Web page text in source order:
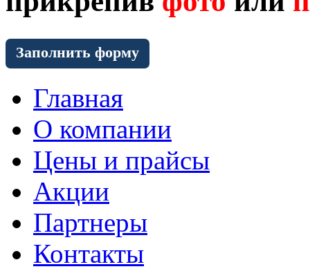
Заполнить форму
Главная
О компании
Цены и прайсы
Акции
Партнеры
Контакты